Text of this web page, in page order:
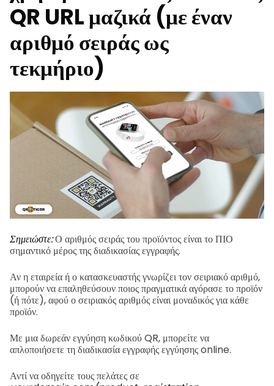
QR URL μαζικά (με έναν
αριθμό σειράς ως
τεκμήριο)
Σημειώστε:Ο αριθμός σειράς του προϊόντος είναι το ΠΙΟ
σημαντικό μέρος της διαδικασίας εγγραφής.
Αν η εταιρεία ή ο κατασκευαστής γνωρίζει τον σειριακό αριθμό,
μπορούν να επαληθεύσουν ποιος πραγματικά αγόρασε το προϊόν
(ή πότε), αφού ο σειριακός αριθμός είναι μοναδικός για κάθε
προϊόν.
Με μια δωρεάν εγγύηση κωδικού QR, μπορείτε να
απλοποιήσετε τη διαδικασία εγγραφής εγγύησης online.
Αντί να οδηγείτε τους πελάτες σε